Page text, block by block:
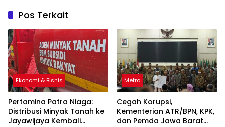
Pos Terkait
Ekonomi & Bisnis
Pertamina Patra Niaga:
Distribusi Minyak Tanah ke
Jayawijaya Kembali
Metro
Cegah Korupsi,
Kementerian ATR/BPN, KPK,
dan Pemda Jawa Barat